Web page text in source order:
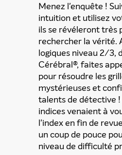
Partager
Menez l'enquête !
intuition et utilisez
ils se révéleront très
rechercher la vérité.
logiques niveau 2/3,
Cérébral®, faites
pour résoudre les
mystérieuses et
talents de détective !
indices venaient à
l'index en fin de
un coup de pouce
niveau de difficulté